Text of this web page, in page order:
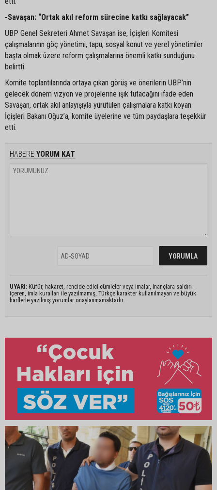
-Savaşan: “Ortak akıl reform sürecine katkı sağlayacak”
UBP Genel Sekreteri Ahmet Savaşan ise, İçişleri Komitesi
çalışmalarının göç yönetimi, tapu, sosyal konut ve yerel yönetimler
başta olmak üzere reform çalışmalarına önemli katkı sunduğunu
belirtti.
Komite toplantılarında ortaya çıkan görüş ve önerilerin UBP’nin
gelecek dönem vizyon ve projelerine ışık tutacağını ifade eden
Savaşan, ortak akıl anlayışıyla yürütülen çalışmalara katkı koyan
İçişleri Bakanı Oğuz’a, komite üyelerine ve tüm paydaşlara teşekkür
etti.
HABERE YORUM KAT
UYARI: Küfür, hakaret, rencide edici cümleler veya imalar, inançlara saldırı
içeren, imla kuralları ile yazılmamış, Türkçe karakter kullanılmayan ve büyük
harflerle yazılmış yorumlar onaylanmamaktadır.